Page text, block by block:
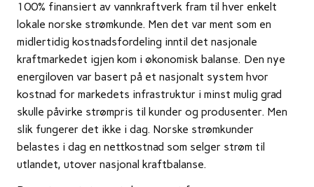
100% finansiert av vannkraftverk fram til hver enkelt
lokale norske strømkunde. Men det var ment som en
midlertidig kostnadsfordeling inntil det nasjonale
kraftmarkedet igjen kom i økonomisk balanse. Den nye
energiloven var basert på et nasjonalt system hvor
kostnad for markedets infrastruktur i minst mulig grad
skulle påvirke strømpris til kunder og produsenter. Men
slik fungerer det ikke i dag. Norske strømkunder
belastes i dag en nettkostnad som selger strøm til
utlandet, utover nasjonal kraftbalanse.